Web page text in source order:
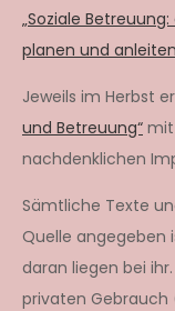
„Soziale
planen und
Jeweils im Herbst
und Betreuung“
nachdenklichen
Sämtliche Texte
Quelle angegeben
daran liegen bei
privaten